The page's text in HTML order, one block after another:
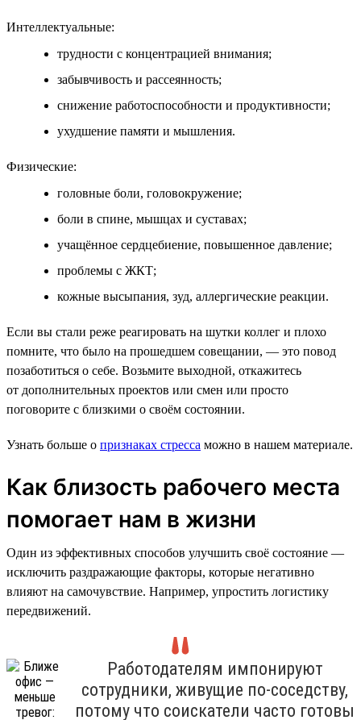
Интеллектуальные:
трудности с концентрацией внимания;
забывчивость и рассеянность;
снижение работоспособности и продуктивности;
ухудшение памяти и мышления.
Физические:
головные боли, головокружение;
боли в спине, мышцах и суставах;
учащённое сердцебиение, повышенное давление;
проблемы с ЖКТ;
кожные высыпания, зуд, аллергические реакции.
Если вы стали реже реагировать на шутки коллег и плохо
помните, что было на прошедшем совещании, — это повод
позаботиться о себе. Возьмите выходной, откажитесь
от дополнительных проектов или смен или просто
поговорите с близкими о своём состоянии.
Узнать больше о признаках стресса можно в нашем материале.
Как близость рабочего места
помогает нам в жизни
Один из эффективных способов улучшить своё состояние —
исключить раздражающие факторы, которые негативно
влияют на самочувствие. Например, упростить логистику
передвижений.
Работодателям импонируют
сотрудники, живущие по-соседству,
потому что соискатели часто готовы